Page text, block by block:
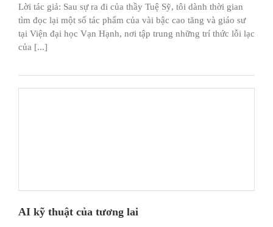
Lời tác giả: Sau sự ra đi của thầy Tuệ Sỹ, tôi dành thời gian
tìm đọc lại một số tác phẩm của vài bậc cao tăng và giáo sư
tại Viện đại học Vạn Hạnh, nơi tập trung những trí thức lỗi lạc
của [...]
AI kỹ thuật của tương lai